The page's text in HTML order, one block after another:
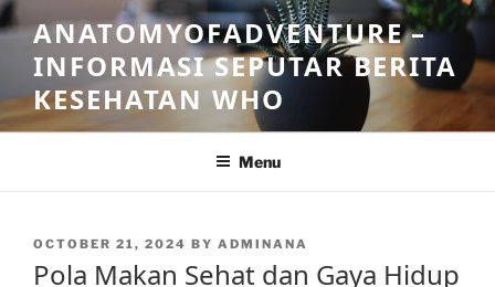
Skip
to
content
ANATOMYOFADVENTURE –
INFORMASI SEPUTAR BERITA
KESEHATAN WHO
Menu
POSTED
OCTOBER 21, 2024 BY ADMINANA
Pola Makan Sehat dan Gaya Hidup